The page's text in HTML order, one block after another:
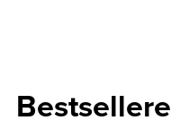
Bestsellere